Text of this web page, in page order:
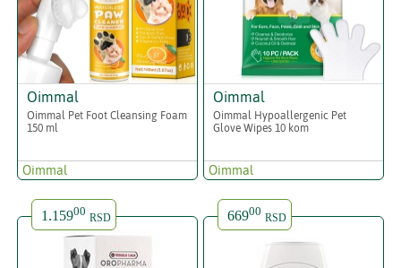
Oimmal
Oimmal Pet Foot Cleansing Foam
150 ml
Oimmal
Oimmal
Oimmal Hypoallergenic Pet
Glove Wipes 10 kom
Oimmal
1.15900 RSD 66900 RSD